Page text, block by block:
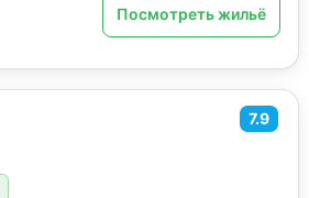
Посмотреть жильё
7.9